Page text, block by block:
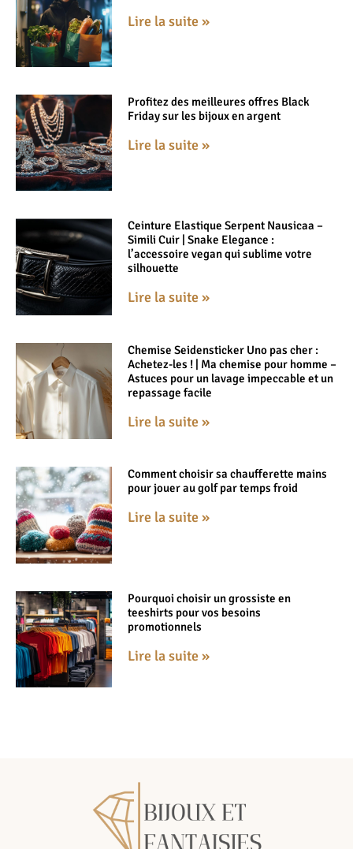
Lire la suite »
Profitez des meilleures offres Black
Friday sur les bijoux en argent
Lire la suite »
Ceinture Elastique Serpent Nausicaa –
Simili Cuir | Snake Elegance :
l’accessoire vegan qui sublime votre
silhouette
Lire la suite »
Chemise Seidensticker Uno pas cher :
Achetez-les ! | Ma chemise pour homme –
Astuces pour un lavage impeccable et un
repassage facile
Lire la suite »
Comment choisir sa chaufferette mains
pour jouer au golf par temps froid
Lire la suite »
Pourquoi choisir un grossiste en
teeshirts pour vos besoins
promotionnels
Lire la suite »